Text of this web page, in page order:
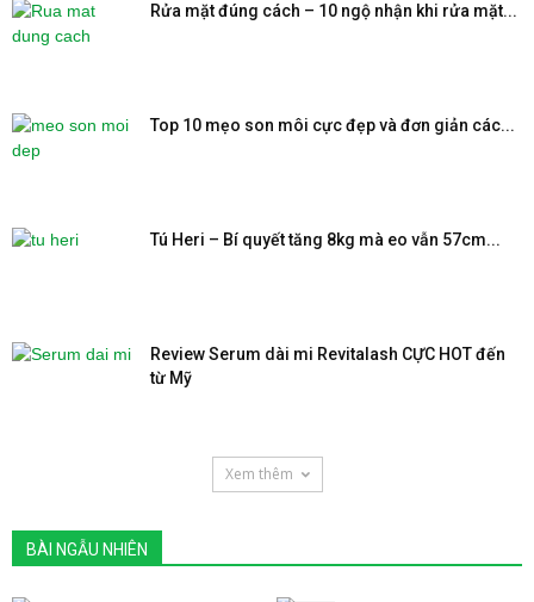
Rửa mặt đúng cách – 10 ngộ nhận khi rửa mặt...
Top 10 mẹo son môi cực đẹp và đơn giản các...
Tú Heri – Bí quyết tăng 8kg mà eo vẫn 57cm...
Review Serum dài mi Revitalash CỰC HOT đến
từ Mỹ
Xem thêm
BÀI NGẪU NHIÊN